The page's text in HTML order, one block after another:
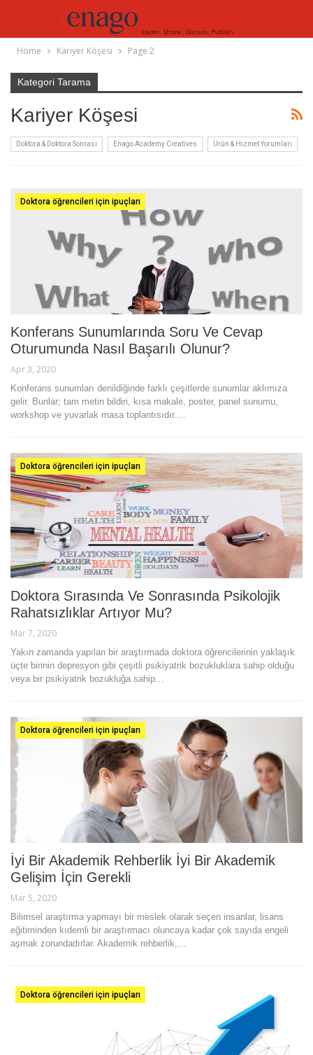
Home Kariyer Köşesi Page 2
Kategori Tarama
Kariyer Köşesi
Doktora & Doktora Sonrası Enago Academy Creatives Ürün & Hizmet Yorumları
Doktora öğrencileri için ipuçları
Konferans Sunumlarında Soru Ve Cevap
Oturumunda Nasıl Başarılı Olunur?
Apr 3, 2020
Konferans sunumları denildiğinde farklı çeşitlerde sunumlar aklımıza
gelir. Bunlar; tam metin bildiri, kısa makale, poster, panel sunumu,
workshop ve yuvarlak masa toplantısıdır.…
Doktora öğrencileri için ipuçları
Doktora Sırasında Ve Sonrasında Psikolojik
Rahatsızlıklar Artıyor Mu?
Mar 7, 2020
Yakın zamanda yapılan bir araştırmada doktora öğrencilerinin yaklaşık
üçte birinin depresyon gibi çeşitli psikiyatrik bozukluklara sahip olduğu
veya bir psikiyatrik bozukluğa sahip…
Doktora öğrencileri için ipuçları
İyi Bir Akademik Rehberlik İyi Bir Akademik
Gelişim İçin Gerekli
Mar 5, 2020
Bilimsel araştırma yapmayı bir meslek olarak seçen insanlar, lisans
eğitiminden kıdemli bir araştırmacı oluncaya kadar çok sayıda engeli
aşmak zorundadırlar. Akademik rehberlik,…
Doktora öğrencileri için ipuçları